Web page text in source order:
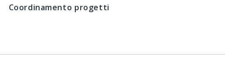
Coordinamento progetti